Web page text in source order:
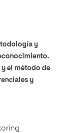
y
y el método de
y